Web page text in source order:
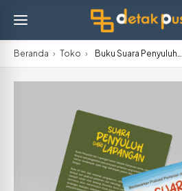
Beranda › Toko › Buku Suara Penyuluh…